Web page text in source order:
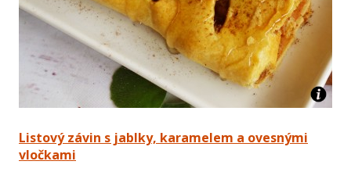
Listový závin s jablky, karamelem a ovesnými
vločkami